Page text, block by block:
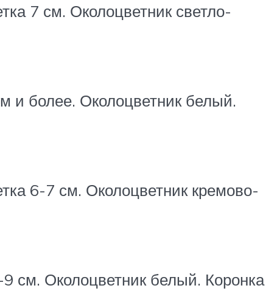
7 см. Околоцветник светло-
и более. Околоцветник белый.
6-7 см. Околоцветник кремово-
см. Околоцветник белый. Коронка